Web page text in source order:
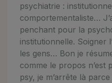
psychiatrie :
comportementaliste…
penchant pour la
institutionnelle. Soigner
les gens… Bon je
comme le propos n’est
psy, je m’arrête là